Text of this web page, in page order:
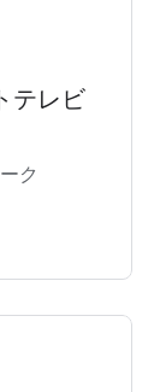
テレビ
ク